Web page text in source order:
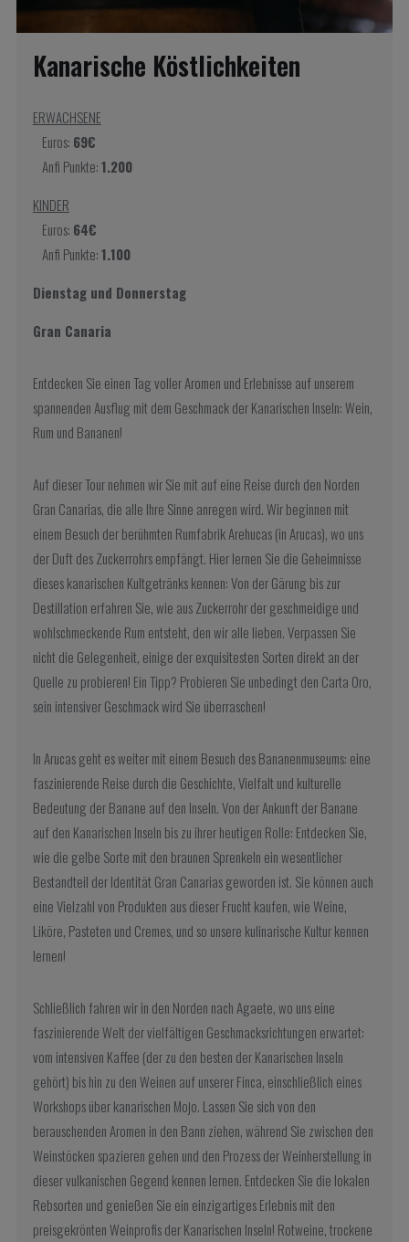
Kanarische Köstlichkeiten
ERWACHSENE
Euros: 69€
Anfi Punkte:1.200
KINDER
Euros: 64€
Anfi Punkte:1.100
Dienstag und Donnerstag
Gran Canaria
Entdecken Sie einen Tag voller Aromen und Erlebnisse auf unserem
spannenden Ausflug mit dem Geschmack der Kanarischen Inseln: Wein,
Rum und Bananen!
Auf dieser Tour nehmen wir Sie mit auf eine Reise durch den Norden
Gran Canarias, die alle Ihre Sinne anregen wird. Wir beginnen mit
einem Besuch der berühmten Rumfabrik Arehucas (in Arucas), wo uns
der Duft des Zuckerrohrs empfängt. Hier lernen Sie die Geheimnisse
dieses kanarischen Kultgetränks kennen: Von der Gärung bis zur
Destillation erfahren Sie, wie aus Zuckerrohr der geschmeidige und
wohlschmeckende Rum entsteht, den wir alle lieben. Verpassen Sie
nicht die Gelegenheit, einige der exquisitesten Sorten direkt an der
Quelle zu probieren! Ein Tipp? Probieren Sie unbedingt den Carta Oro,
sein intensiver Geschmack wird Sie überraschen!
In Arucas geht es weiter mit einem Besuch des Bananenmuseums: eine
faszinierende Reise durch die Geschichte, Vielfalt und kulturelle
Bedeutung der Banane auf den Inseln. Von der Ankunft der Banane
auf den Kanarischen Inseln bis zu ihrer heutigen Rolle: Entdecken Sie,
wie die gelbe Sorte mit den braunen Sprenkeln ein wesentlicher
Bestandteil der Identität Gran Canarias geworden ist. Sie können auch
eine Vielzahl von Produkten aus dieser Frucht kaufen, wie Weine,
Liköre, Pasteten und Cremes, und so unsere kulinarische Kultur kennen
lernen!
Schließlich fahren wir in den Norden nach Agaete, wo uns eine
faszinierende Welt der vielfältigen Geschmacksrichtungen erwartet:
vom intensiven Kaffee (der zu den besten der Kanarischen Inseln
gehört) bis hin zu den Weinen auf unserer Finca, einschließlich eines
Workshops über kanarischen Mojo. Lassen Sie sich von den
berauschenden Aromen in den Bann ziehen, während Sie zwischen den
Weinstöcken spazieren gehen und den Prozess der Weinherstellung in
dieser vulkanischen Gegend kennen lernen. Entdecken Sie die lokalen
Rebsorten und genießen Sie ein einzigartiges Erlebnis mit den
preisgekrönten Weinprofis der Kanarischen Inseln! Rotweine, trockene